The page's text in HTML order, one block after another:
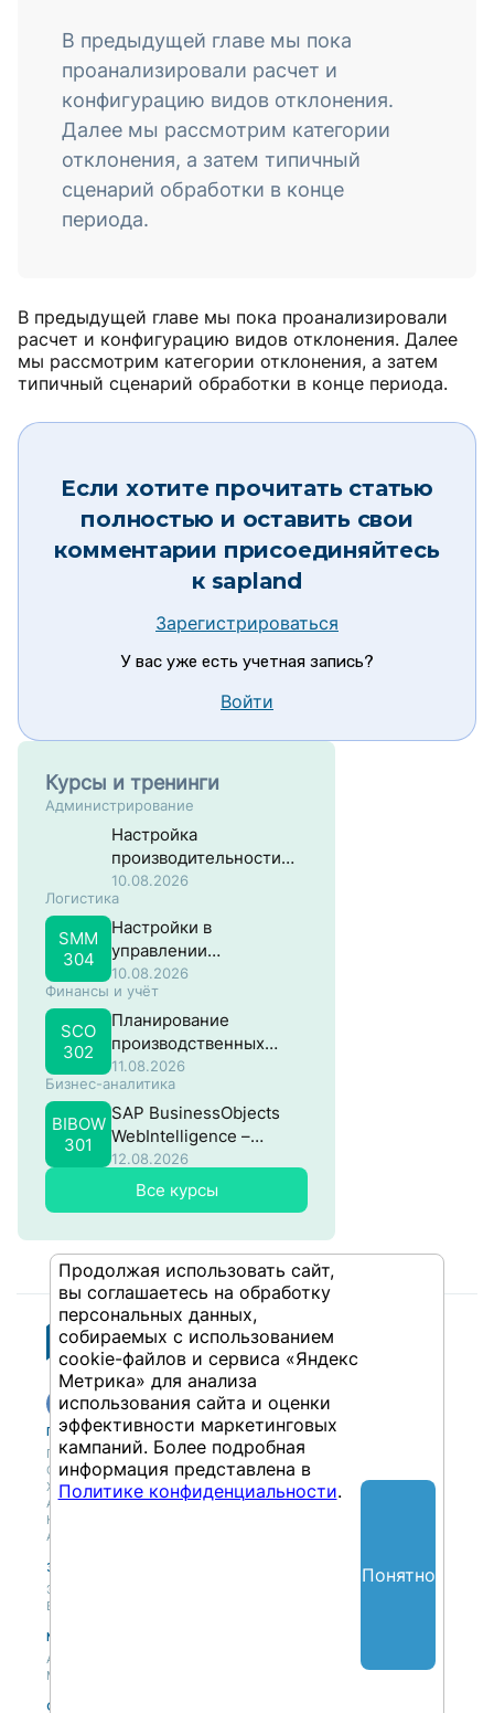
В предыдущей главе мы пока
проанализировали расчет и
конфигурацию видов отклонения.
Далее мы рассмотрим категории
отклонения, а затем типичный
сценарий обработки в конце
периода.
В предыдущей главе мы пока проанализировали
расчет и конфигурацию видов отклонения. Далее
мы рассмотрим категории отклонения, а затем
типичный сценарий обработки в конце периода.
Если хотите прочитать статью
полностью и оставить свои
комментарии присоединяйтесь
к sapland
Зарегистрироваться
У вас уже есть учетная запись?
Войти
Курсы и тренинги
Администрирование
Настройка
производительности
систем на основе SAP
NW ABAP
10.08.2026
Логистика
SMM
304
Настройки в
управлении
материальными
потоками в SAP
10.08.2026
Финансы и учёт
SCO
302
Планирование
производственных
затрат в SAP
11.08.2026
Бизнес-аналитика
BIBOW
301
SAP BusinessObjects
WebIntelligence –
Продвинутый
12.08.2026
Все курсы
Публикации
Публикации
Обсуждения
Журнал
Антологии
Колонки
Авторы
Учебный центр
Учебный центр
Выбрать обучение
Форматы и опции
Экспертная сеть
Экспертная сеть
Вакансии
Партнерская сеть
Мероприятия
Анонсы мероприятий
Материалы мероприятий
О нас
Продолжая использовать сайт,
вы соглашаетесь на обработку
персональных данных,
собираемых с использованием
cookie-файлов и сервиса «Яндекс
Метрика» для анализа
использования сайта и оценки
эффективности маркетинговых
кампаний. Более подробная
информация представлена в
Политике конфиденциальности.
Понятно